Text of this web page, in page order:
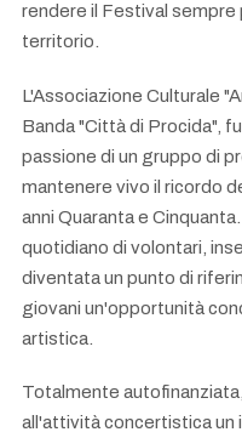
rendere il Festival sempre
territorio.
L'Associazione Culturale
Banda "Città di Procida",
passione di un gruppo di
mantenere vivo il ricordo
anni Quaranta e
quotidiano di volontari,
diventata un punto di
giovani un'opportunità
artistica.
Totalmente
all'attività concertistica un